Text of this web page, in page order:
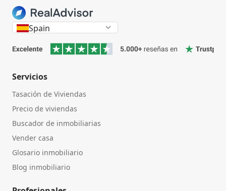
Spain
Servicios
Tasación de Viviendas
Precio de viviendas
Buscador de inmobiliarias
Vender casa
Glosario inmobiliario
Blog inmobiliario